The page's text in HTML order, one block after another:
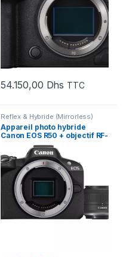
54.150,00 Dhs TTC
Reflex & Hybride (Mirrorless)
Appareil photo hybride
Canon EOS R50 + objectif RF-
S 18-45mm F4.5-6.3 IS STM
(5811C013AA)